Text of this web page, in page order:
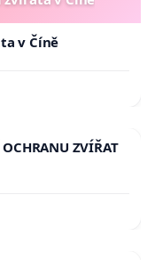
v Číně
OCHRANU ZVÍŘAT